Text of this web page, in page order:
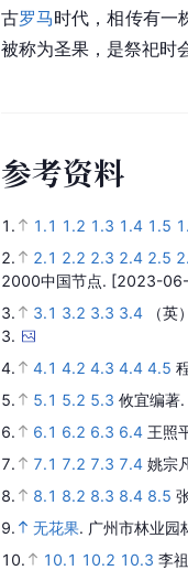
古罗马时代，相传有一
被称为圣果，是祭祀时
参考资料
1. 1.1 1.2 1.3 1.4 1.5
2.
2.1 2.2 2.3 2.4 2.5
2000中国节点. [2023-
3.
3.1 3.2 3.3 3.4
（
3.
4.
4.1 4.2 4.3 4.4 4.5
5.
5.1 5.2 5.3 攸宜编著.
6.
6.1 6.2 6.3 6.4 王照
7.
7.1 7.2 7.3 7.4 姚宗
8.
8.1 8.2 8.3 8.4 8.5
9.
无花果. 广州市林业
10.
10.1 10.2 10.3 李